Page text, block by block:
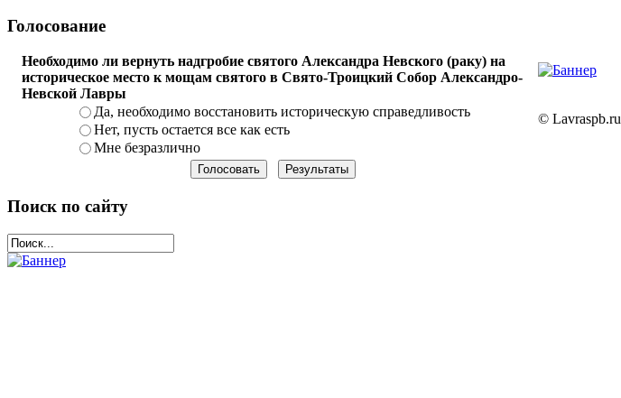
Голосование
Необходимо ли вернуть надгробие святого Александра Невского (раку) на
историческое место к мощам святого в Свято-Троицкий Собор Александро-
Невской Лавры
Да, необходимо восстановить историческую справедливость
Нет, пусть остается все как есть
Мне безразлично
Поиск по сайту
© Lavraspb.ru